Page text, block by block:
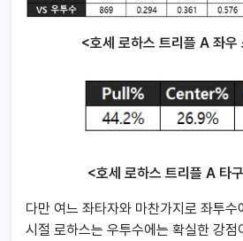
<호세 로하스 트리플 A 좌우
<호세 로하스 트리플 A 타
다만 여느 좌타자와 마찬가지로 좌투
시절 로하스는 우투수에는 확실한 강점